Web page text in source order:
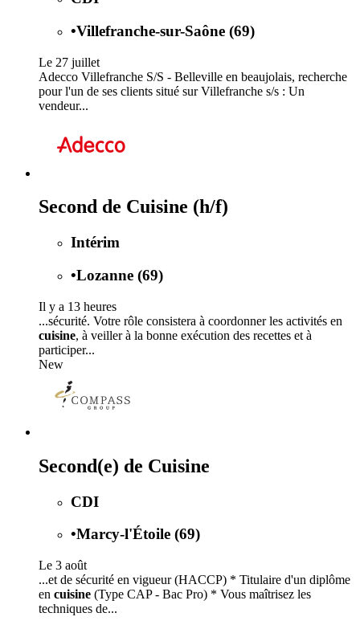
•Villefranche-sur-Saône (69)
Le 27 juillet
Adecco Villefranche S/S - Belleville en beaujolais, recherche
pour l'un de ses clients situé sur Villefranche s/s : Un
vendeur...
Second de Cuisine (h/f)
Intérim
•Lozanne (69)
Il y a 13 heures
...sécurité. Votre rôle consistera à coordonner les activités en
cuisine, à veiller à la bonne exécution des recettes et à
participer...
New
Second(e) de Cuisine
CDI
•Marcy-l'Étoile (69)
Le 3 août
...et de sécurité en vigueur (HACCP) * Titulaire d'un diplôme
en cuisine (Type CAP - Bac Pro) * Vous maîtrisez les
techniques de...